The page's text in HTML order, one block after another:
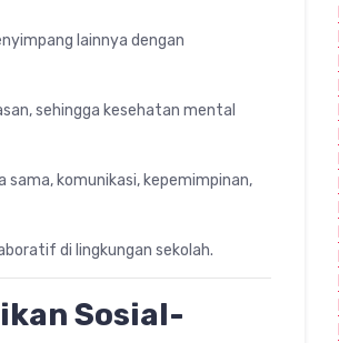
lainnya dengan
sehingga kesehatan mental
komunikasi, kepemimpinan,
di lingkungan sekolah.
Sosial-